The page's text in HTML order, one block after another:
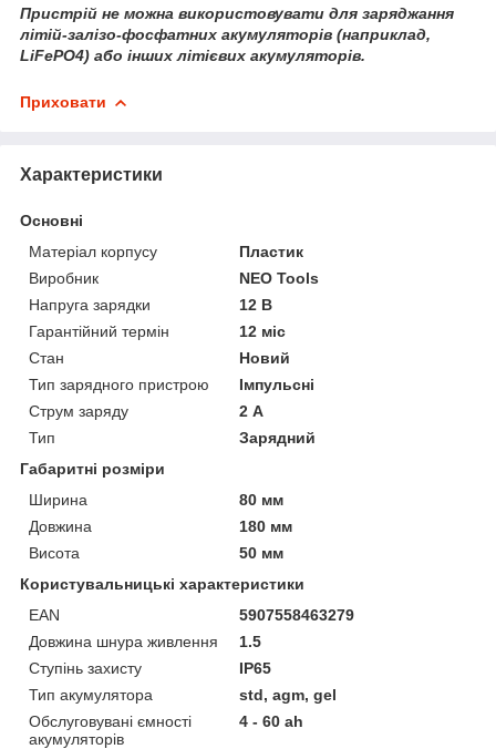
Пристрій не можна використовувати для заряджання
літій-залізо-фосфатних акумуляторів (наприклад,
LiFePO4) або інших літієвих акумуляторів.
Приховати
Характеристики
Основні
Матеріал корпусу
Пластик
Виробник
NEO Tools
Напруга зарядки
12 В
Гарантійний термін
12 міс
Стан
Новий
Тип зарядного пристрою
Імпульсні
Струм заряду
2 А
Тип
Зарядний
Габаритні розміри
Ширина
80 мм
Довжина
180 мм
Висота
50 мм
Користувальницькі характеристики
EAN
5907558463279
Довжина шнура живлення
1.5
Ступінь захисту
IP65
Тип акумулятора
std, agm, gel
Обслуговувані ємності
акумуляторів
4 - 60 ah